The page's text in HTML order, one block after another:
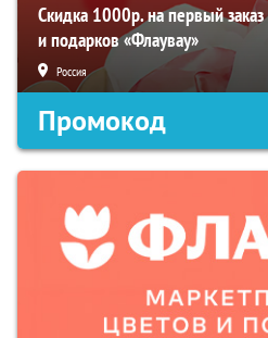
Скидка 1000р. на первый
и подарков «Флаувау»
Россия
Промокод